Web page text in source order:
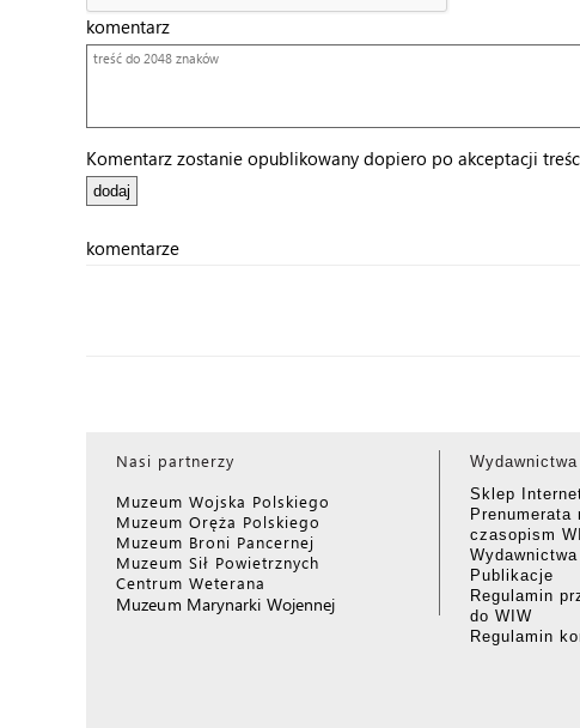
komentarz
Komentarz zostanie opublikowany dopiero po akceptacji
komentarze
Nasi partnerzy
Muzeum Wojska Polskiego
Muzeum Oręża Polskiego
Muzeum Broni Pancernej
Muzeum Sił Powietrznych
Centrum Weterana
Muzeum Marynarki Wojennej
Sklep
Prenumerata
czasopism
Publikacje
Regulamin
do WIW
Regulamin